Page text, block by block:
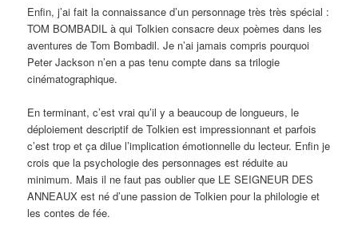
Enfin, j’ai fait la connaissance d’un personnage très très spécial :
TOM BOMBADIL à qui Tolkien consacre deux poèmes dans les
aventures de Tom Bombadil. Je n’ai jamais compris pourquoi
Peter Jackson n’en a pas tenu compte dans sa trilogie
cinématographique.
En terminant, c’est vrai qu’il y a beaucoup de longueurs, le
déploiement descriptif de Tolkien est impressionnant et parfois
c’est trop et ça dilue l’implication émotionnelle du lecteur. Enfin je
crois que la psychologie des personnages est réduite au
minimum. Mais il ne faut pas oublier que LE SEIGNEUR DES
ANNEAUX est né d’une passion de Tolkien pour la philologie et
les contes de fée.